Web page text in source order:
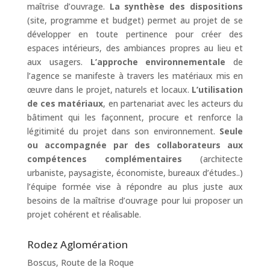
maîtrise d’ouvrage. La synthèse des dispositions
(site, programme et budget) permet au projet de se
développer en toute pertinence pour créer des
espaces intérieurs, des ambiances propres au lieu et
aux usagers. L’approche environnementale de
l’agence se manifeste à travers les matériaux mis en
œuvre dans le projet, naturels et locaux. L’utilisation
de ces matériaux, en partenariat avec les acteurs du
bâtiment qui les façonnent, procure et renforce la
légitimité du projet dans son environnement. Seule
ou accompagnée par des collaborateurs aux
compétences complémentaires (architecte
urbaniste, paysagiste, économiste, bureaux d’études..)
l’équipe formée vise à répondre au plus juste aux
besoins de la maîtrise d’ouvrage pour lui proposer un
projet cohérent et réalisable.
Rodez Aglomération
Boscus, Route de la Roque